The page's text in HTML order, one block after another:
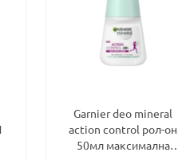
Garnier deo mineral
action control рол-он
50мл максимална